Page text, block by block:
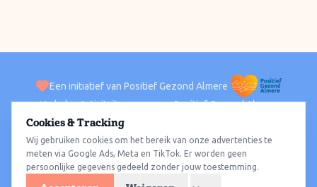
Een initiatief van Positief Gezond Almere
VerhalenActiviteiten Positief Gezond Almere
ACTIVITEITEN PER WIJK
Alle wijkenAlmere HavenAlmere StadAlmere BuitenAlmere Poort
Almere HoutAlmere OosterwoldWat te doen
Cookies & Tracking
Wij gebruiken cookies om het bereik van onze advertenties te
meten via Google Ads, Meta en TikTok. Er worden geen
persoonlijke gegevens gedeeld zonder jouw toestemming.